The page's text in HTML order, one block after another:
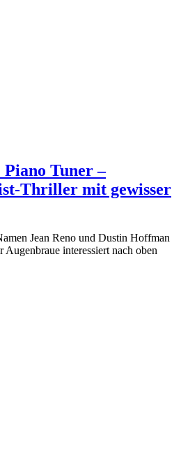
Tuner –
Thriller mit gewisser
Jean Reno und Dustin Hoffman
interessiert nach oben